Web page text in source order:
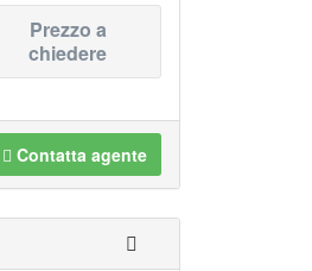
Prezzo a
chiedere
Contatta agente